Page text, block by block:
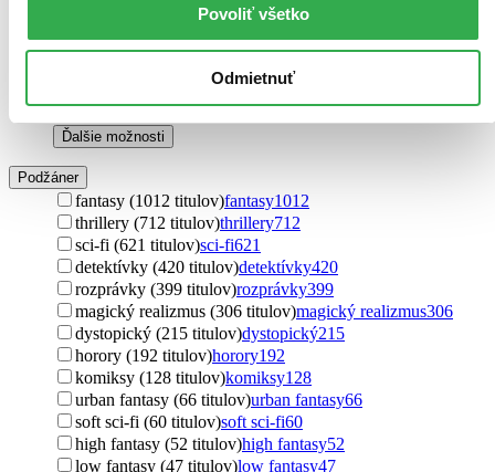
Povoliť všetko
Odmietnuť
postrehy 4
úvahy (3 tituly)úvahy3
Ďalšie možnosti
Podžáner
fantasy (1012 titulov)fantasy1012
thrillery (712 titulov)thrillery712
sci-fi (621 titulov)sci-fi621
detektívky (420 titulov)detektívky420
rozprávky (399 titulov)rozprávky399
magický realizmus (306 titulov)magický realizmus306
dystopický (215 titulov)dystopický215
horory (192 titulov)horory192
komiksy (128 titulov)komiksy128
urban fantasy (66 titulov)urban fantasy66
soft sci-fi (60 titulov)soft sci-fi60
high fantasy (52 titulov)high fantasy52
low fantasy (47 titulov)low fantasy47